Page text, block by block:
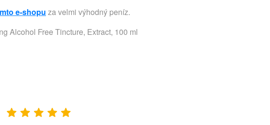
e-shopu za velmi výhodný peníz.
Alcohol Free Tincture, Extract, 100 ml